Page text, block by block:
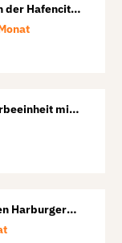
der Hafencity
mit
Harburger